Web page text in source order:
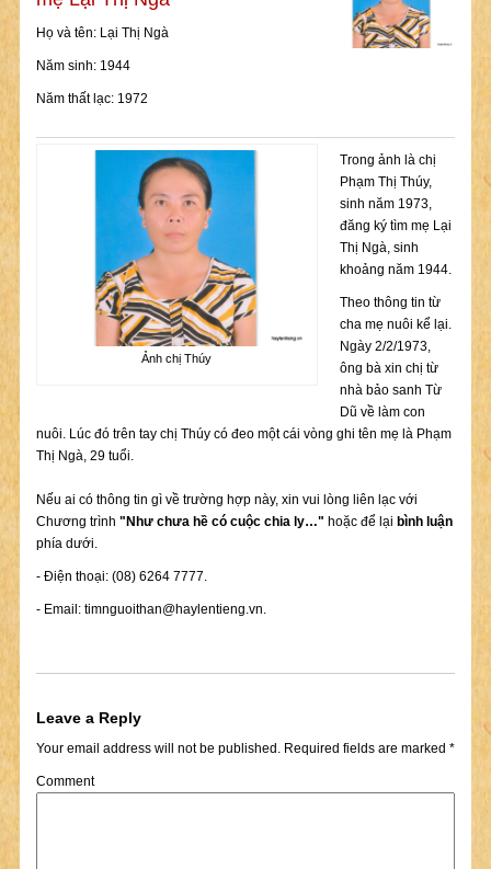
Họ và tên: Lại Thị Ngà
Năm sinh: 1944
Năm thất lạc: 1972
Ảnh chị Thúy
Trong ảnh là chị
Phạm Thị Thúy,
sinh năm 1973,
đăng ký tìm mẹ Lại
Thị Ngà, sinh
khoảng năm 1944.
Theo thông tin từ
cha mẹ nuôi kể lại.
Ngày 2/2/1973,
ông bà xin chị từ
nhà bảo sanh Từ
Dũ về làm con
nuôi. Lúc đó trên tay chị Thúy có đeo một cái vòng ghi tên mẹ là Phạm
Thị Ngà, 29 tuổi.
Nếu ai có thông tin gì về trường hợp này, xin vui lòng liên lạc với
Chương trình "Như chưa hề có cuộc chia ly…" hoặc để lại bình luận
phía dưới.
- Điện thoại: (08) 6264 7777.
- Email: timnguoithan@haylentieng.vn.
Leave a Reply
Your email address will not be published.Required fields are marked *
Comment